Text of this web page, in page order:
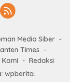
Media Siber
Times
Redaksi
wpberita.